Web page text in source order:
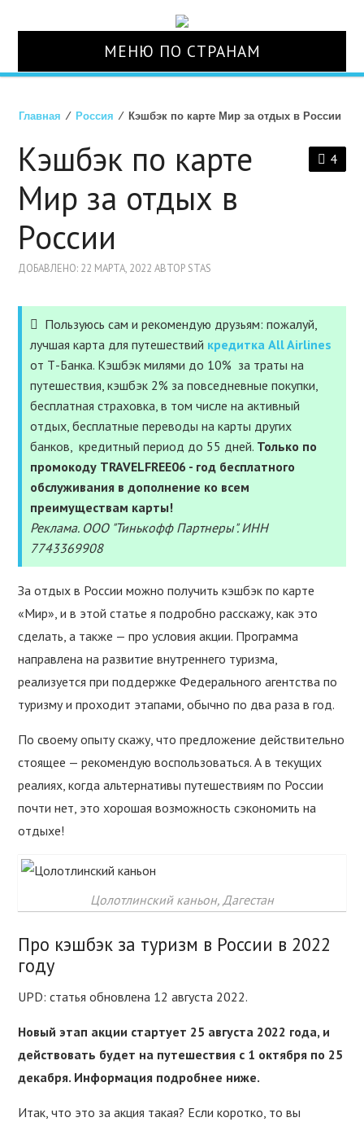
МЕНЮ ПО СТРАНАМ
ТУРЫ
АВИАБИЛЕТЫ
ОТЕЛИ
СТРАХОВКА
УСЛУГИ
ПОЛЕЗНОЕ
ПОДДЕРЖАТЬ
Главная ⁄ Россия ⁄ Кэшбэк по карте Мир за отдых в России
4
Кэшбэк по карте
Мир за отдых в
России
ДОБАВЛЕНО: 22 МАРТА, 2022 АВТОР STAS
Пользуюсь сам и рекомендую друзьям: пожалуй,
лучшая карта для путешествий кредитка All Airlines
от Т-Банка. Кэшбэк милями до 10% за траты на
путешествия, кэшбэк 2% за повседневные покупки,
бесплатная страховка, в том числе на активный
отдых, бесплатные переводы на карты других
банков, кредитный период до 55 дней. Только по
промокоду TRAVELFREE06 - год бесплатного
обслуживания в дополнение ко всем
преимуществам карты!
Реклама. ООО "Тинькофф Партнеры". ИНН
7743369908
За отдых в России можно получить кэшбэк по карте
«Мир», и в этой статье я подробно расскажу, как это
сделать, а также — про условия акции. Программа
направлена на развитие внутреннего туризма,
реализуется при поддержке Федерального агентства по
туризму и проходит этапами, обычно по два раза в год.
По своему опыту скажу, что предложение действительно
стоящее — рекомендую воспользоваться. А в текущих
реалиях, когда альтернативы путешествиям по России
почти нет, это хорошая возможность сэкономить на
отдыхе!
Цолотлинский каньон, Дагестан
Про кэшбэк за туризм в России в 2022
году
UPD: статья обновлена 12 августа 2022.
Новый этап акции стартует 25 августа 2022 года, и
действовать будет на путешествия с 1 октября по 25
декабря. Информация подробнее ниже.
Итак, что это за акция такая? Если коротко, то вы